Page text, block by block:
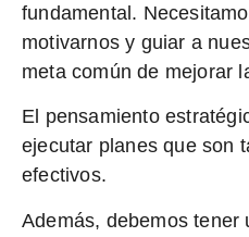
fundamental.
motivarnos y guiar a
meta común de mejorar
El pensamiento
ejecutar planes que son
efectivos.
Además, debemos tener